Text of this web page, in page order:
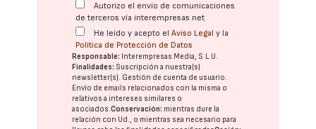
Autorizo el envío de comunicaciones
de terceros vía interempresas.net
He leído y acepto elAviso Legal y la
Política de Protección de Datos
Responsable: Interempresas Media, S.L.U.
Finalidades: Suscripción a nuestra(s)
newsletter(s). Gestión de cuenta de usuario.
Envío de emails relacionados con la misma o
relativos a intereses similares o
asociados.Conservación: mientras dure la
relación con Ud., o mientras sea necesario para